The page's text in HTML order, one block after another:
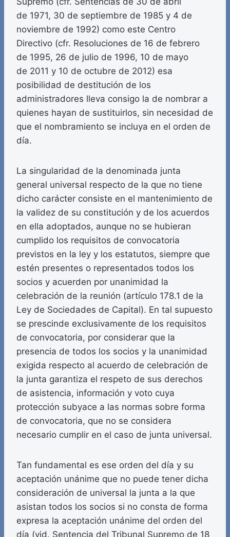
de 1971, 30 de septiembre de 1985 y 4 de
noviembre de 1992) como este Centro
Directivo (cfr. Resoluciones de 16 de febrero
de 1995, 26 de julio de 1996, 10 de mayo
de 2011 y 10 de octubre de 2012) esa
posibilidad de destitución de los
administradores lleva consigo la de nombrar a
quienes hayan de sustituirlos, sin necesidad de
que el nombramiento se incluya en el orden de
día.
La singularidad de la denominada junta
general universal respecto de la que no tiene
dicho carácter consiste en el mantenimiento de
la validez de su constitución y de los acuerdos
en ella adoptados, aunque no se hubieran
cumplido los requisitos de convocatoria
previstos en la ley y los estatutos, siempre que
estén presentes o representados todos los
socios y acuerden por unanimidad la
celebración de la reunión (artículo 178.1 de la
Ley de Sociedades de Capital). En tal supuesto
se prescinde exclusivamente de los requisitos
de convocatoria, por considerar que la
presencia de todos los socios y la unanimidad
exigida respecto al acuerdo de celebración de
la junta garantiza el respeto de sus derechos
de asistencia, información y voto cuya
protección subyace a las normas sobre forma
de convocatoria, que no se considera
necesario cumplir en el caso de junta universal.
Tan fundamental es ese orden del día y su
aceptación unánime que no puede tener dicha
consideración de universal la junta a la que
asistan todos los socios si no consta de forma
expresa la aceptación unánime del orden del
día (vid. Sentencia del Tribunal Supremo de 18